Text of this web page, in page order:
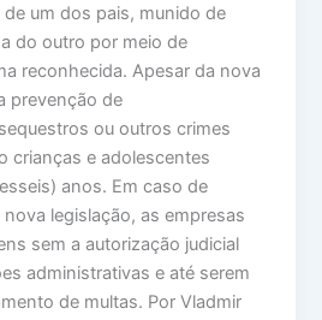
um dos pais, munido de
do outro por meio de
reconhecida. Apesar da nova
prevenção de
ou outros crimes
crianças e adolescentes
anos. Em caso de
legislação, as empresas
sem a autorização judicial
administrativas e até serem
de multas. Por Vladmir